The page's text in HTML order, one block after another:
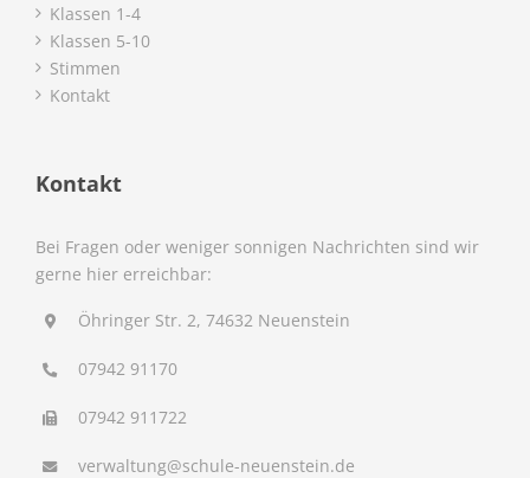
Klassen 1-4
Klassen 5-10
Stimmen
Kontakt
Kontakt
Bei Fragen oder weniger sonnigen Nachrichten sind wir
gerne hier erreichbar:
Öhringer Str. 2, 74632 Neuenstein
07942 91170
07942 911722
verwaltung@schule-neuenstein.de